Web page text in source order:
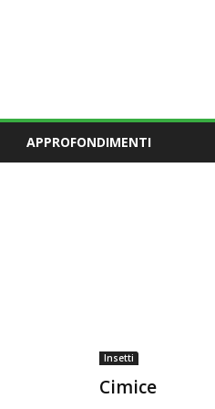
APPROFONDIMENTI
Insetti
Cimice